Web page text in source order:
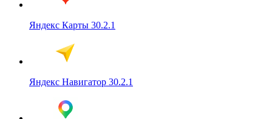
Яндекс Карты 30.2.1
Яндекс Навигатор 30.2.1